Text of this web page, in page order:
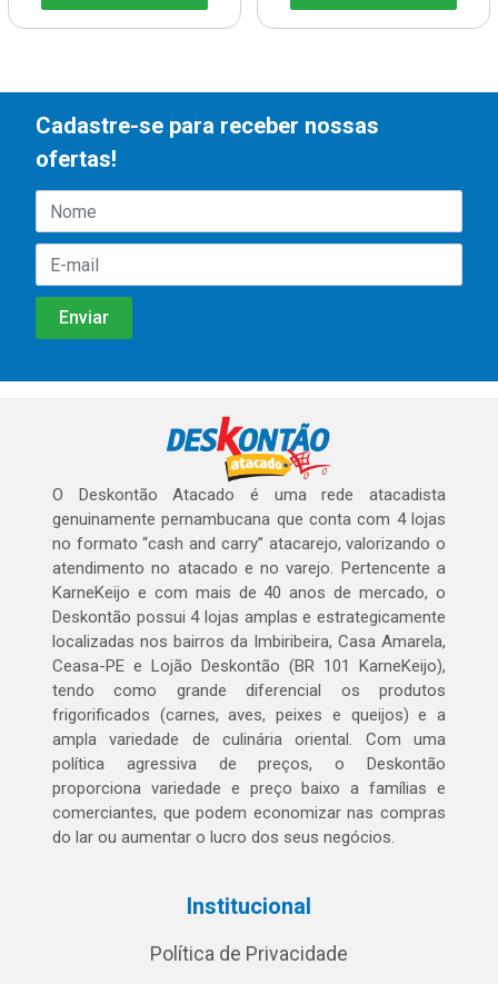
Cadastre-se para receber nossas
ofertas!
O Deskontão Atacado é uma rede atacadista
genuinamente pernambucana que conta com 4 lojas
no formato “cash and carry” atacarejo, valorizando o
atendimento no atacado e no varejo. Pertencente a
KarneKeijo e com mais de 40 anos de mercado, o
Deskontão possui 4 lojas amplas e estrategicamente
localizadas nos bairros da Imbiribeira, Casa Amarela,
Ceasa-PE e Lojão Deskontão (BR 101 KarneKeijo),
tendo como grande diferencial os produtos
frigorificados (carnes, aves, peixes e queijos) e a
ampla variedade de culinária oriental. Com uma
política agressiva de preços, o Deskontão
proporciona variedade e preço baixo a famílias e
comerciantes, que podem economizar nas compras
do lar ou aumentar o lucro dos seus negócios.
Institucional
Política de Privacidade